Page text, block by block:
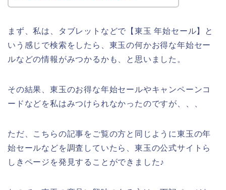
まず、私は、タブレットなどで【東玉 年始セール】と
いう感じで検索をしたら、東玉の何かお得な年始セー
ルなどの情報がみつかるかも、と思いました。
その結果、東玉のお得な年始セールやキャンペーンコ
ードなどを私はみつけられなかったのですが、、、
ただ、こちらの記事をご覧の方と同じように東玉の年
始セールなどを調査していたら、東玉の公式サイトら
しきページを発見することができました♪